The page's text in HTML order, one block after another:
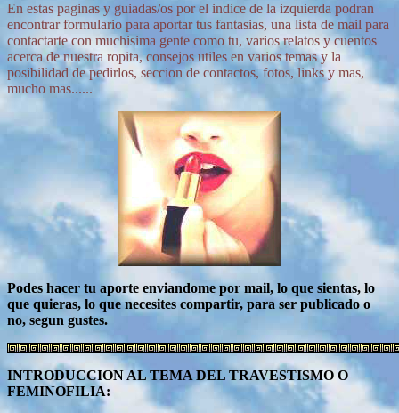
En estas paginas y guiadas/os por el indice de la izquierda podran
encontrar formulario para aportar tus fantasias, una lista de mail para
contactarte con muchisima gente como tu, varios relatos y cuentos
acerca de nuestra ropita, consejos utiles en varios temas y la
posibilidad de pedirlos, seccion de contactos, fotos, links y mas,
mucho mas......
Podes hacer tu aporte enviandome por mail, lo que sientas, lo
que quieras, lo que necesites compartir, para ser publicado o
no, segun gustes.
INTRODUCCION AL TEMA DEL TRAVESTISMO O
FEMINOFILIA: